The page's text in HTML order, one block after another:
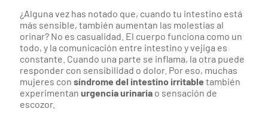
¿Alguna vez has notado que, cuando tu intestino está
más sensible, también aumentan las molestias al
orinar? No es casualidad. El cuerpo funciona como un
todo, y la comunicación entre intestino y vejiga es
constante. Cuando una parte se inflama, la otra puede
responder con sensibilidad o dolor. Por eso, muchas
mujeres con síndrome del intestino irritable también
experimentan urgencia urinaria o sensación de
escozor.